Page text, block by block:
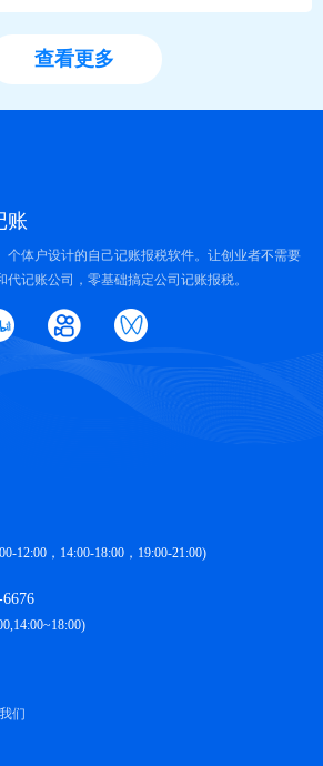
查看更多
账
个体户设计的自己记账报税软件。让创业者不需要
记账公司，零基础搞定公司记账报税。
12:00，14:00-18:00，19:00-21:00)
们